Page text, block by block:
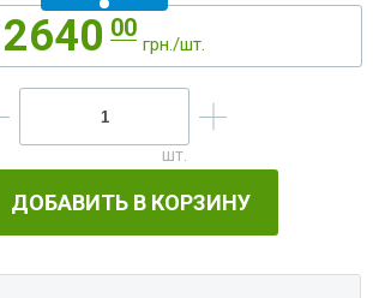
2640 00
грн./шт.
ДОБАВИТЬ В КОРЗИНУ